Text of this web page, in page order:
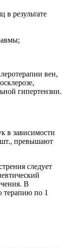
результате
вен,
гипертензии.
в зависимости
шт., превышают
следует
В
терапию по 1